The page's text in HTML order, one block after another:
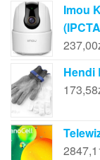
Imou
237,00
Hendi
173,58